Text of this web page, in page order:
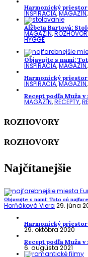
Harmonický priestor
INŠPIRÁCIA,MAGAZÍN
Alžbeta Bartová:
MAGAZÍN,
HYGGE
Objavujte s nami:
INŠPIRÁCIA,MAGAZÍN
Harmonický priestor
INŠPIRÁCIA,MAGAZÍN
Recept podľa Muža
MAGAZÍN,RECEPTY,
ROZHOVORY
ROZHOVORY
Najčítanejšie
Objavujte s nami: Toto sú
Horňáková Viera 29. júna
Harmonický priestor
29. októbra 2020
Recept podľa Muža
6. augusta 2021